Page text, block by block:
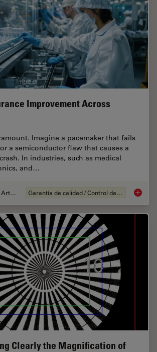
Improvement Across
Imagine a pacemaker that fails
a semiconductor flaw that causes a
In industries, such as medical
and…
Article Garantía de calidad / Control de calidad Quality
Clearly the Magnification of